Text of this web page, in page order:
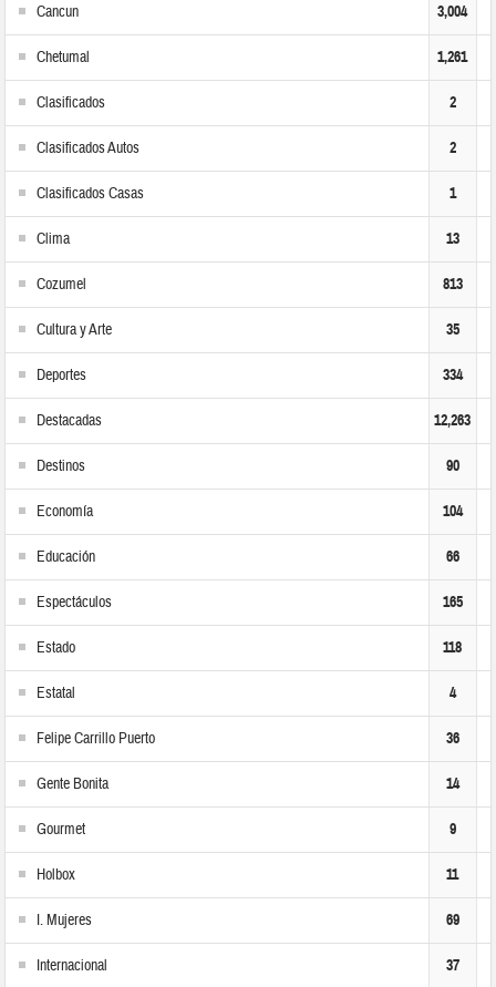
Cancun 3,004
Chetumal 1,261
Clasificados 2
Clasificados Autos 2
Clasificados Casas 1
Clima 13
Cozumel 813
Cultura y Arte 35
Deportes 334
Destacadas 12,263
Destinos 90
Economía 104
Educación 66
Espectáculos 165
Estado 118
Estatal 4
Felipe Carrillo Puerto 36
Gente Bonita 14
Gourmet 9
Holbox 11
I. Mujeres 69
Internacional 37